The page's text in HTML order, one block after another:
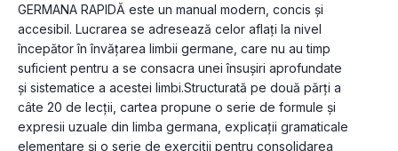
GERMANA RAPIDĂ este un manual modern, concis şi
accesibil. Lucrarea se adresează celor aflaţi la nivel
începător în învăţarea limbii germane, care nu au timp
suficient pentru a se consacra unei însuşiri aprofundate
şi sistematice a acestei limbi.Structurată pe două părţi a
câte 20 de lecţii, cartea propune o serie de formule şi
expresii uzuale din limba germana, explicaţii gramaticale
elementare şi o serie de exerciţii pentru consolidarea